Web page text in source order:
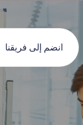
انضم إلى فريقنا